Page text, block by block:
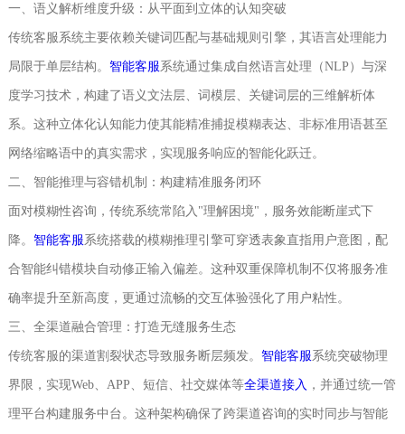
一、语义解析维度升级：从平面到立体的认知突破
传统客服系统主要依赖关键词匹配与基础规则引擎，其语言处理能力
局限于单层结构。 智能客服系统通过集成自然语言处理（NLP）与深
度学习技术，构建了语义文法层、词模层、关键词层的三维解析体
系。这种立体化认知能力使其能精准捕捉模糊表达、非标准用语甚至
网络缩略语中的真实需求，实现服务响应的智能化跃迁。
二、智能推理与容错机制：构建精准服务闭环
面对模糊性咨询，传统系统常陷入"理解困境"，服务效能断崖式下
降。 智能客服系统搭载的模糊推理引擎可穿透表象直指用户意图，配
合智能纠错模块自动修正输入偏差。这种双重保障机制不仅将服务准
确率提升至新高度，更通过流畅的交互体验强化了用户粘性。
三、全渠道融合管理：打造无缝服务生态
传统客服的渠道割裂状态导致服务断层频发。 智能客服系统突破物理
界限，实现Web、APP、短信、社交媒体等全渠道接入 ，并通过统一管
理平台构建服务中台。这种架构确保了跨渠道咨询的实时同步与智能